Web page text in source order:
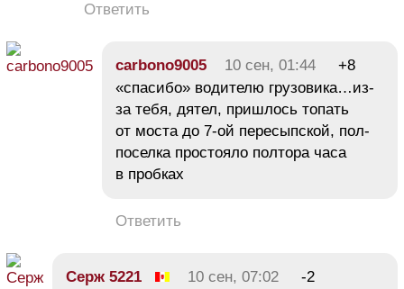
Ответить
carbono9005 10 сен, 01:44
+8
«спасибо» водителю грузовика…из-
за тебя, дятел, пришлось топать
от моста до 7-ой пересыпской, пол-
поселка простояло полтора часа
в пробках
Ответить
Серж 5221 10 сен, 07:02 -2